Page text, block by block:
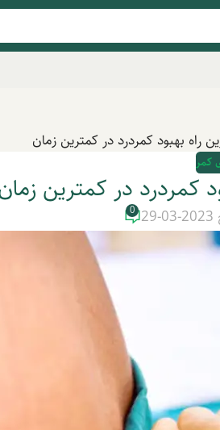
راه بهبود کمردرد در کمترین زمان
کمر
کمردرد در کمترین
0